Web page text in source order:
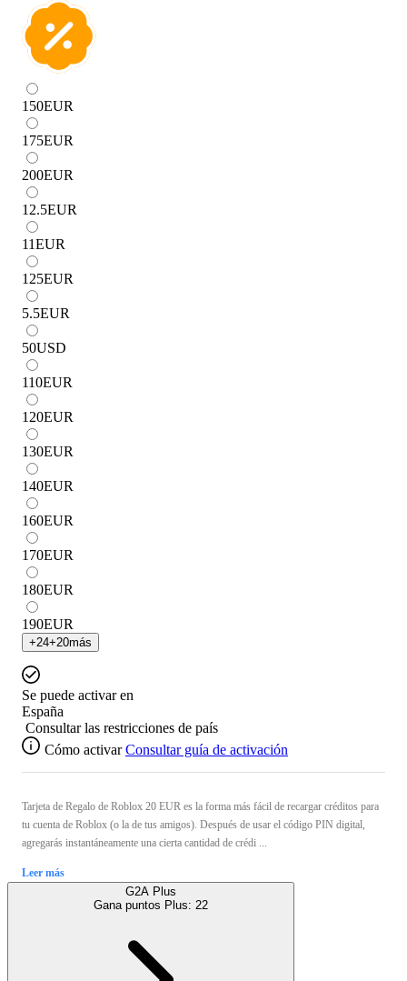
150EUR
175EUR
200EUR
12.5EUR
11EUR
125EUR
5.5EUR
50USD
110EUR
120EUR
130EUR
140EUR
160EUR
170EUR
180EUR
190EUR
+24+20más
Se puede activar en
España
Consultar las restricciones de país
Cómo activar Consultar guía de activación
Tarjeta de Regalo de Roblox 20 EUR es la forma más fácil de recargar créditos para
tu cuenta de Roblox (o la de tus amigos). Después de usar el código PIN digital,
agregarás instantáneamente una cierta cantidad de crédi ...
Leer más
G2A Plus
Gana puntos Plus: 22